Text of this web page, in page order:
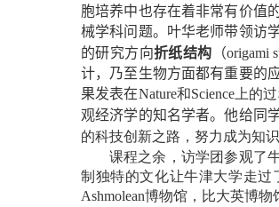
胞培养中也存在着非常有价值
械学科问题。叶华老师带领访
的研究方向折纸结构 （origami
计，乃至生物方面都有重要的
果发表在Nature和Science上的
观经济学的知名学者。他给同
的科技创新之路，努力成为知
课程之余，访学团参观了
制独特的文化让牛津大学走
Ashmolean博物馆，比大英博物